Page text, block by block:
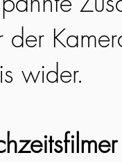
wider.